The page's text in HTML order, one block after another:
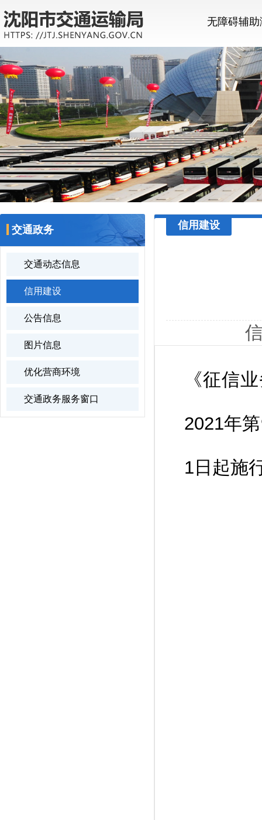
无障碍辅
交通政务
交通动态信息
信用建设
公告信息
图片信息
优化营商环境
交通政务服务窗口
信用建设
《征信
2021年
1日起施